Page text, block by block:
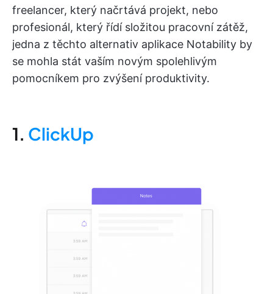
freelancer, který načrtává projekt, nebo
profesionál, který řídí složitou pracovní zátěž,
jedna z těchto alternativ aplikace Notability by
se mohla stát vaším novým spolehlivým
pomocníkem pro zvýšení produktivity.
1. ClickUp